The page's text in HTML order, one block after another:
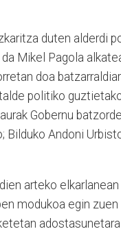
duten alderdi
Mikel Pagola
doa
politiko
Gobernu
Bilduko Andoni
arteko elkarlanean
modukoa egin zuen
adostasunetara